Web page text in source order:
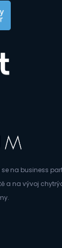
na business
a na vývoj